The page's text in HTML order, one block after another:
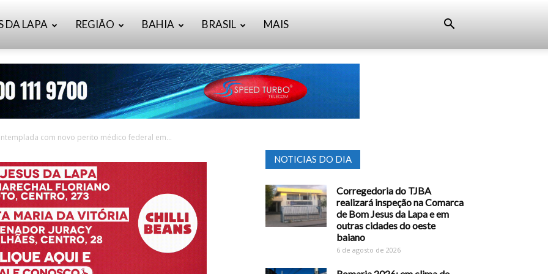
DA LAPA REGIÃO BAHIA BRASIL MAIS
com novo perito médico federal em...
NOTICIAS DO DIA
Corregedoria do TJBA
realizará inspeção na Comarca
de Bom Jesus da Lapa e em
outras cidades do oeste
baiano
6 de agosto de 2026